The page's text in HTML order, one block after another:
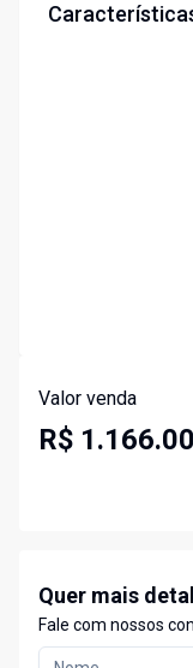
Valor venda
R$
Quer mais
Fale com nossos